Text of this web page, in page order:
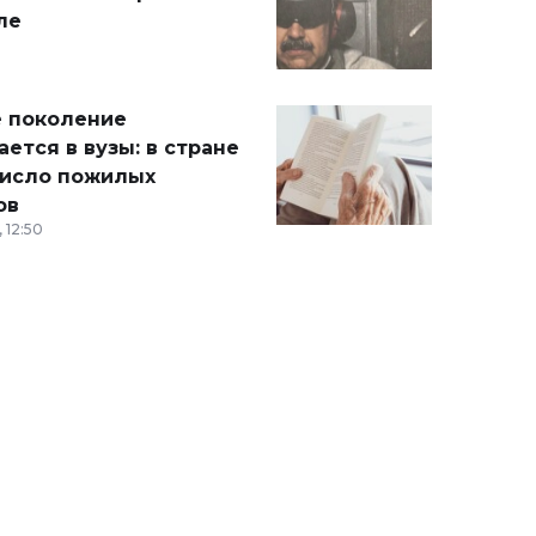
в вузы: в стране
пожилых
12:50